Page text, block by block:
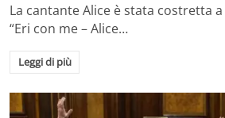
La cantante Alice è stata costretta
“Eri con me – Alice…
Leggi di più